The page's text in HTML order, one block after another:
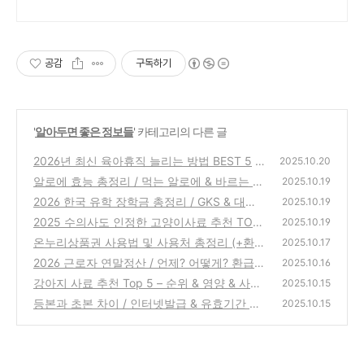
공감 구독하기
'알아두면 좋은 정보들' 카테고리의 다른 글
2026년 최신 육아휴직 늘리는 방법 BEST 5
(0)
2025.10.20
알로에 효능 총정리 / 먹는 알로에 & 바르는 알
로에 & 보관방법
(0)
2025.10.19
2026 한국 유학 장학금 총정리 / GKS & 대학
& 기업
(0)
2025.10.19
2025 수의사도 인정한 고양이사료 추천 TOP
5 / 영양 & 사용량
(0)
2025.10.19
온누리상품권 사용법 및 사용처 총정리 (+환급
& 조회방법)
(0)
2025.10.17
2026 근로자 연말정산 / 언제? 어떻게? 환급받
는 법 & 준비 체크리스트
(0)
2025.10.16
강아지 사료 추천 Top 5 – 순위 & 영양 & 사료
양 완벽 정리
(0)
2025.10.15
등본과 초본 차이 / 인터넷발급 & 유효기간 완
2025.10.15